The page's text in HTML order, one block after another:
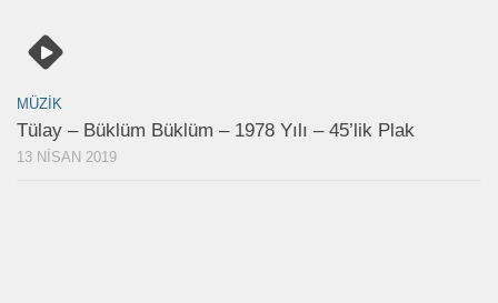
MÜZIK
Tülay – Büklüm Büklüm – 1978 Yılı – 45’lik Plak
13 NISAN 2019